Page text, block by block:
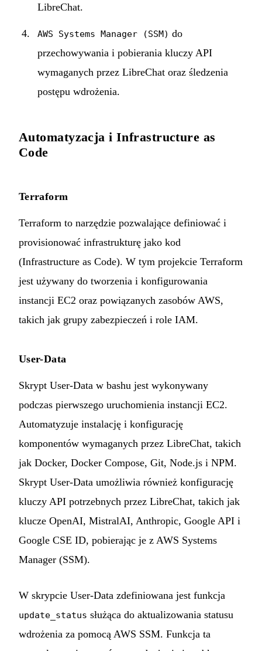
LibreChat.
AWS Systems Manager (SSM) do
przechowywania i pobierania kluczy API
wymaganych przez LibreChat oraz śledzenia
postępu wdrożenia.
Automatyzacja i Infrastructure as
Code
Terraform
Terraform to narzędzie pozwalające definiować i
provisionować infrastrukturę jako kod
(Infrastructure as Code). W tym projekcie Terraform
jest używany do tworzenia i konfigurowania
instancji EC2 oraz powiązanych zasobów AWS,
takich jak grupy zabezpieczeń i role IAM.
User-Data
Skrypt User-Data w bashu jest wykonywany
podczas pierwszego uruchomienia instancji EC2.
Automatyzuje instalację i konfigurację
komponentów wymaganych przez LibreChat, takich
jak Docker, Docker Compose, Git, Node.js i NPM.
Skrypt User-Data umożliwia również konfigurację
kluczy API potrzebnych przez LibreChat, takich jak
klucze OpenAI, MistralAI, Anthropic, Google API i
Google CSE ID, pobierając je z AWS Systems
Manager (SSM).
W skrypcie User-Data zdefiniowana jest funkcja
update_status służąca do aktualizowania statusu
wdrożenia za pomocą AWS SSM. Funkcja ta